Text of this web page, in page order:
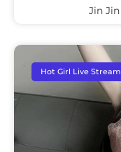
Jin Jin
Hot Girl Live